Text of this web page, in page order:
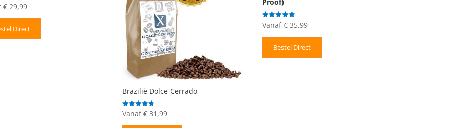
€ 29,99
Direct
Brazilië Dolce Cerrado
Gewaardeerd
4.67
uit 5
Vanaf € 31,99
Proof)
Gewaardeerd
5.00
uit 5
Vanaf € 35,99
Bestel Direct